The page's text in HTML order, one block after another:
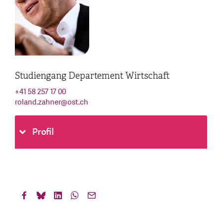
Studiengang Departement Wirtschaft
+41 58 257 17 00
roland.zahner@ost.ch
Profil